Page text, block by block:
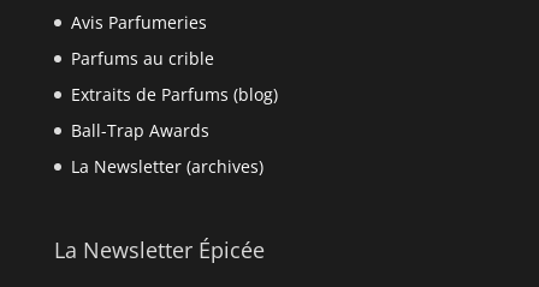
Avis Parfumeries
Parfums au crible
Extraits de Parfums (blog)
Ball-Trap Awards
La Newsletter (archives)
La Newsletter Épicée